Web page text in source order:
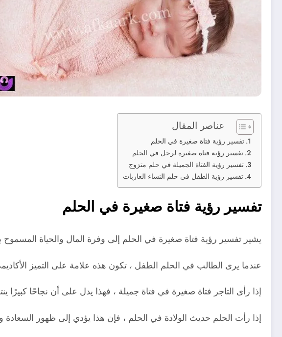
عناصر المقال
تفسير رؤية فتاة صغيرة في الحلم
تفسير رؤية فتاة صغيرة لرجل في الحلم
تفسير رؤية الفتاة الجميلة في حلم متزوج
تفسير رؤية الطفل في حلم النساء العازبات
تفسير رؤية فتاة صغيرة في الحلم
يشير تفسير رؤية فتاة صغيرة في الحلم إلى وفرة المال والحياة المسموح
عندما يرى الطالب في الحلم الطفل ، تكون هذه علامة على التميز
إذا رأى التاجر فتاة صغيرة في فتاة جميلة ، فهذا يدل على أن نجاحًا
إذا رأت الحلم حديث الولادة في الحلم ، فإن هذا يؤدي إلى ظهور السعادة